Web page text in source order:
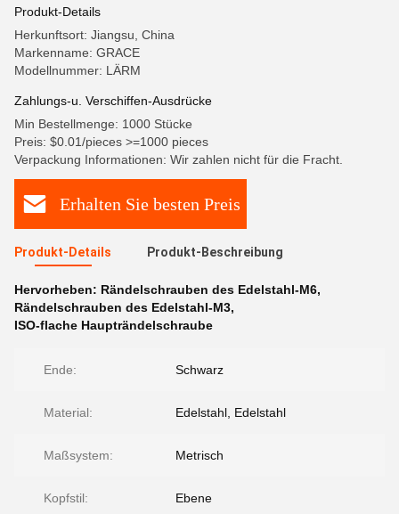
Produkt-Details
Herkunftsort: Jiangsu, China
Markenname: GRACE
Modellnummer: LÄRM
Zahlungs-u. Verschiffen-Ausdrücke
Min Bestellmenge: 1000 Stücke
Preis: $0.01/pieces >=1000 pieces
Verpackung Informationen: Wir zahlen nicht für die Fracht.
Erhalten Sie besten Preis
Produkt-Details Produkt-Beschreibung
Hervorheben: Rändelschrauben des Edelstahl-M6,
Rändelschrauben des Edelstahl-M3,
ISO-flache Haupträndelschraube
Ende: Schwarz
Material: Edelstahl, Edelstahl
Maßsystem: Metrisch
Kopfstil: Ebene